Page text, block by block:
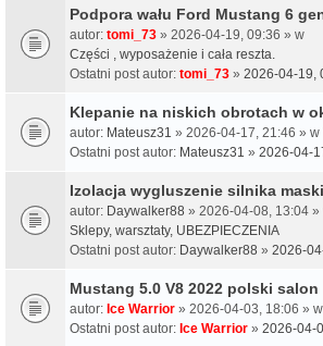
Podpora wału Ford Mustang 6
autor: tomi_73 » 2026-04-19, 09:36 » w
Części , wyposażenie i cała reszta.
Ostatni post autor: tomi_73 » 2026-04-19,
Klepanie na niskich obrotach w
autor: Mateusz31 » 2026-04-17, 21:46 » w
Ostatni post autor: Mateusz31 » 2026-04-
Izolacja wygluszenie silnika maski
autor: Daywalker88 » 2026-04-08, 13:04 »
Sklepy, warsztaty, UBEZPIECZENIA
Ostatni post autor: Daywalker88 » 2026-
Mustang 5.0 V8 2022 polski salon
autor: Ice Warrior » 2026-04-03, 18:06 » w
Ostatni post autor: Ice Warrior » 2026-04-